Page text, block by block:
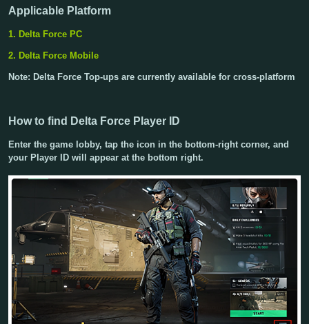
Applicable Platform
1. Delta Force PC
2. Delta Force Mobile
Note: Delta Force Top-ups are currently available for cross-platform
How to find Delta Force Player ID
Enter the game lobby, tap the icon in the bottom-right corner, and
your Player ID will appear at the bottom right.